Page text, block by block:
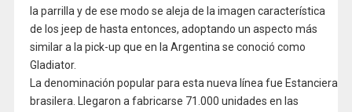
la parrilla y de ese modo se aleja de la imagen característica
de los jeep de hasta entonces, adoptando un aspecto más
similar a la pick-up que en la Argentina se conoció como
Gladiator.
La denominación popular para esta nueva línea fue Estanciera
brasilera. Llegaron a fabricarse 71.000 unidades en las